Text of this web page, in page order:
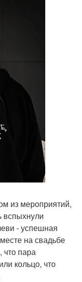
из мероприятий,
- успешная
на свадьбе
что пара
кольцо, что